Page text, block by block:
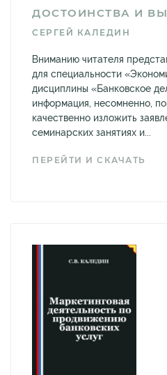
ДОСТОИНСТВА И
СЕРГЕЙ КАЛЕДИН
Вниманию читателя
для специальности
дисциплины «Банковское
информация, несомненно,
качественно изложить
семинарских занятиях и...
ПЕРЕЙТИ И СКАЧАТЬ